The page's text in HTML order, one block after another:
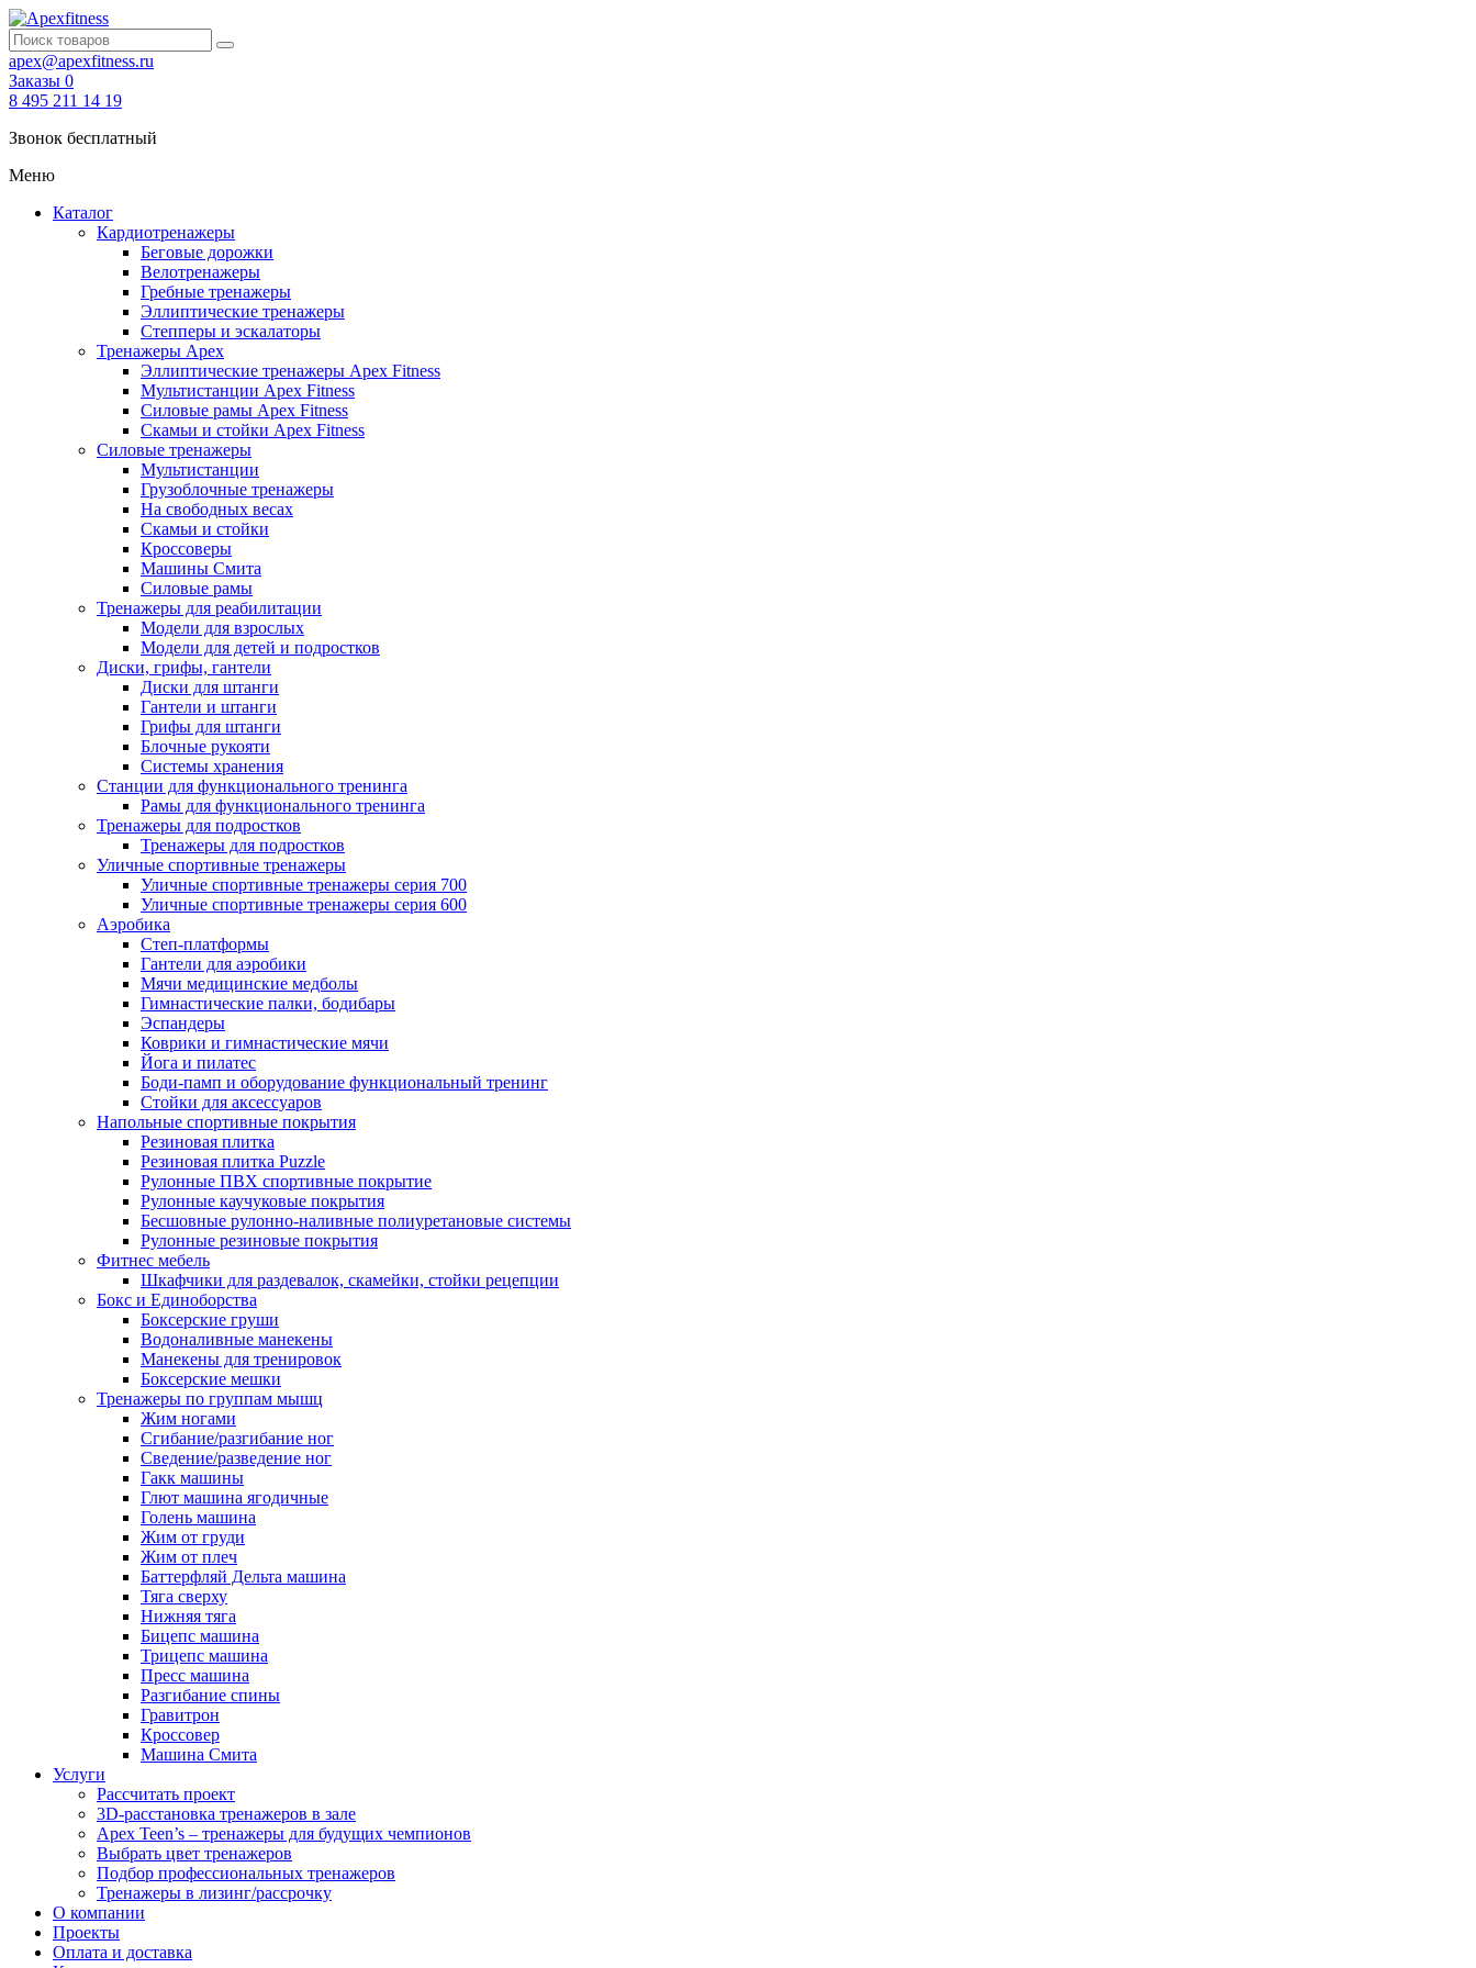
apex@apexfitness.ru
Заказы 0
8 495 211 14 19
Звонок бесплатный
Меню
Каталог
Кардиотренажеры
Беговые дорожки
Велотренажеры
Гребные тренажеры
Эллиптические тренажеры
Степперы и эскалаторы
Тренажеры Apex
Эллиптические тренажеры Apex Fitness
Мультистанции Apex Fitness
Силовые рамы Apex Fitness
Скамьи и стойки Apex Fitness
Силовые тренажеры
Мультистанции
Грузоблочные тренажеры
На свободных весах
Скамьи и стойки
Кроссоверы
Машины Смита
Силовые рамы
Тренажеры для реабилитации
Модели для взрослых
Модели для детей и подростков
Диски, грифы, гантели
Диски для штанги
Гантели и штанги
Грифы для штанги
Блочные рукояти
Системы хранения
Станции для функционального тренинга
Рамы для функционального тренинга
Тренажеры для подростков
Тренажеры для подростков
Уличные спортивные тренажеры
Уличные спортивные тренажеры серия 700
Уличные спортивные тренажеры серия 600
Аэробика
Степ-платформы
Гантели для аэробики
Мячи медицинские медболы
Гимнастические палки, бодибары
Эспандеры
Коврики и гимнастические мячи
Йога и пилатес
Боди-памп и оборудование функциональный тренинг
Стойки для аксессуаров
Напольные спортивные покрытия
Резиновая плитка
Резиновая плитка Puzzle
Рулонные ПВХ спортивные покрытие
Рулонные каучуковые покрытия
Бесшовные рулонно-наливные полиуретановые системы
Рулонные резиновые покрытия
Фитнес мебель
Шкафчики для раздевалок, скамейки, стойки рецепции
Бокс и Единоборства
Боксерские груши
Водоналивные манекены
Манекены для тренировок
Боксерские мешки
Тренажеры по группам мышц
Жим ногами
Сгибание/разгибание ног
Сведение/разведение ног
Гакк машины
Глют машина ягодичные
Голень машина
Жим от груди
Жим от плеч
Баттерфляй Дельта машина
Тяга сверху
Нижняя тяга
Бицепс машина
Трицепс машина
Пресс машина
Разгибание спины
Гравитрон
Кроссовер
Машина Смита
Услуги
Рассчитать проект
3D-расстановка тренажеров в зале
Apex Teen’s – тренажеры для будущих чемпионов
Выбрать цвет тренажеров
Подбор профессиональных тренажеров
Тренажеры в лизинг/рассрочку
О компании
Проекты
Оплата и доставка